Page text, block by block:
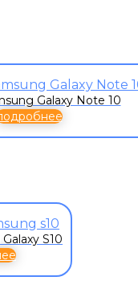
Galaxy Note 10
S10